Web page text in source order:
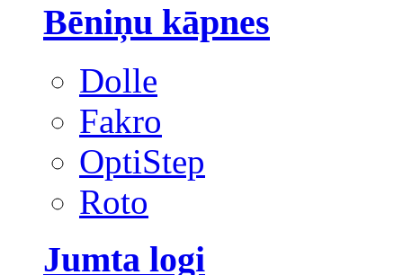
Bēniņu kāpnes
Dolle
Fakro
OptiStep
Roto
Jumta logi